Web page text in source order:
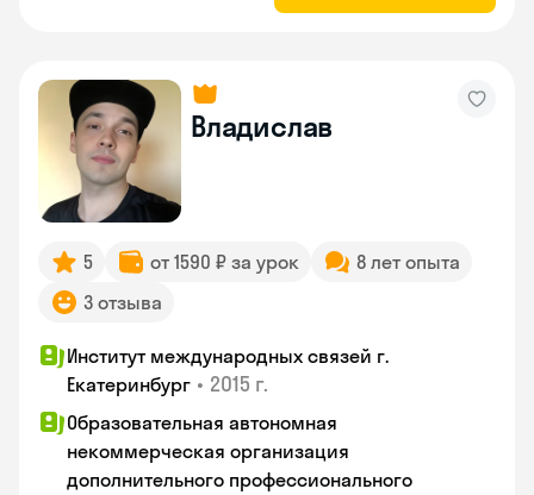
Владислав
5 от 1590 ₽ за урок
8 лет опыта
3 отзыва
Институт международных связей г.
Екатеринбург • 2015 г.
Образовательная автономная
некоммерческая организация
дополнительного профессионального